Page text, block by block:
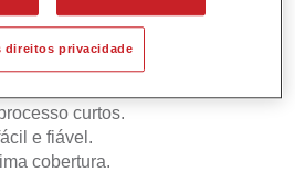
curtos.
e fiável.
cobertura.
direitos privacidade